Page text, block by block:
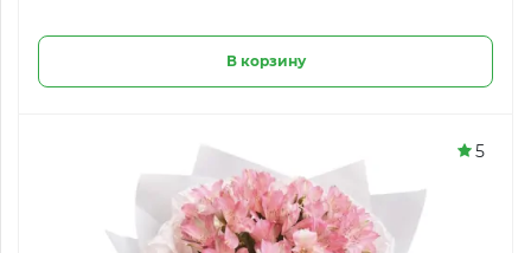
В корзину
5